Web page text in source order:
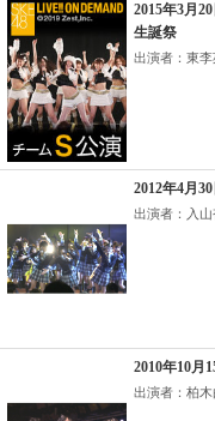
2015年3月
生誕祭
出演者：東李
2012年4月
出演者：入山
2010年10月
出演者：柏木